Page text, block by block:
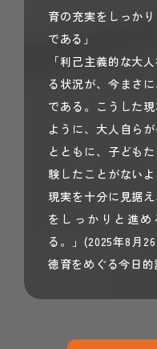
育の充実をしっか
である」
「利己主義的な大
る状況が、今まさ
である。こうした
ように、大人自ら
とともに、子ども
験したことがない
現実を十分に見据
をしっかりと進
る。」(2025年8月
徳育をめぐる今日的